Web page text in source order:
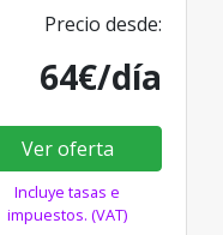
Precio desde:
64€/día
Ver oferta
Incluye tasas e
impuestos. (VAT)